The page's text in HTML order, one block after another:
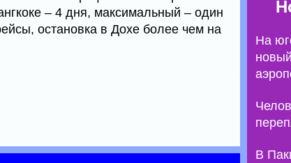
– 4 дня, максимальный – один
остановка в Дохе более чем на
На
В